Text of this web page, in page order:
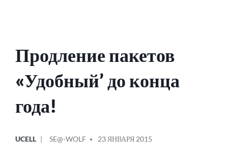
Продление пакетов
«Удобный’ до конца
года!
В
UCELL
ОТ
SE@-WOLF 23 ЯНВАРЯ 2015